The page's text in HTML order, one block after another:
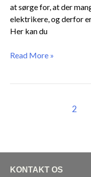
at sørge for, at der
elektrikere, og derfor
Her kan du
Read More »
2
KONTAKT OS